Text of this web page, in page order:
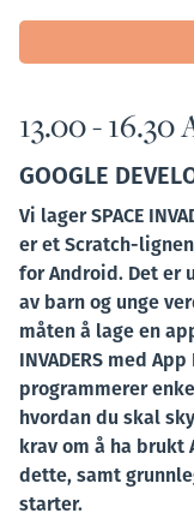
13.00 -
GOOGLE
Vi lager SPACE
er et Scratch-
for Android. Det er
av barn og unge
måten å lage en
INVADERS med
programmerer
hvordan du skal
krav om å ha brukt
dette, samt
starter.